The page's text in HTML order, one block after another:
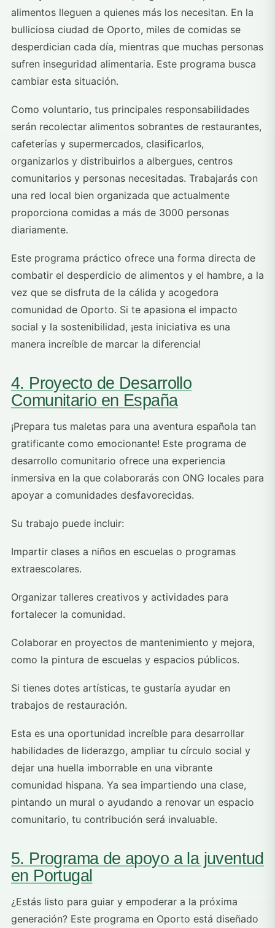
alimentos lleguen a quienes más los necesitan. En la
bulliciosa ciudad de Oporto, miles de comidas se
desperdician cada día, mientras que muchas personas
sufren inseguridad alimentaria. Este programa busca
cambiar esta situación.
Como voluntario, tus principales responsabilidades
serán recolectar alimentos sobrantes de restaurantes,
cafeterías y supermercados, clasificarlos,
organizarlos y distribuirlos a albergues, centros
comunitarios y personas necesitadas. Trabajarás con
una red local bien organizada que actualmente
proporciona comidas a más de 3000 personas
diariamente.
Este programa práctico ofrece una forma directa de
combatir el desperdicio de alimentos y el hambre, a la
vez que se disfruta de la cálida y acogedora
comunidad de Oporto. Si te apasiona el impacto
social y la sostenibilidad, ¡esta iniciativa es una
manera increíble de marcar la diferencia!
4. Proyecto de Desarrollo
Comunitario en España
¡Prepara tus maletas para una aventura española tan
gratificante como emocionante! Este programa de
desarrollo comunitario ofrece una experiencia
inmersiva en la que colaborarás con ONG locales para
apoyar a comunidades desfavorecidas.
Su trabajo puede incluir:
Impartir clases a niños en escuelas o programas
extraescolares.
Organizar talleres creativos y actividades para
fortalecer la comunidad.
Colaborar en proyectos de mantenimiento y mejora,
como la pintura de escuelas y espacios públicos.
Si tienes dotes artísticas, te gustaría ayudar en
trabajos de restauración.
Esta es una oportunidad increíble para desarrollar
habilidades de liderazgo, ampliar tu círculo social y
dejar una huella imborrable en una vibrante
comunidad hispana. Ya sea impartiendo una clase,
pintando un mural o ayudando a renovar un espacio
comunitario, tu contribución será invaluable.
5. Programa de apoyo a la juventud
en Portugal
¿Estás listo para guiar y empoderar a la próxima
generación? Este programa en Oporto está diseñado